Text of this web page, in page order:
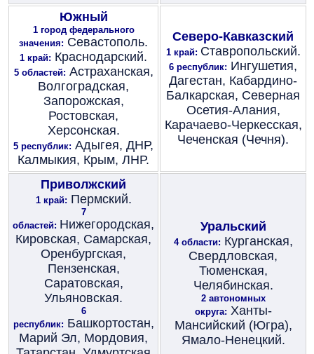
Южный
1 город федерального
значения: Севастополь.
1 край: Краснодарский.
5 областей: Астраханская,
Волгоградская,
Запорожская,
Ростовская,
Херсонская.
5 республик: Адыгея, ДНР,
Калмыкия, Крым, ЛНР.
Северо-Кавказский
1 край: Ставропольский.
6 республик: Ингушетия,
Дагестан, Кабардино-
Балкарская, Северная
Осетия-Алания,
Карачаево-Черкесская,
Чеченская (Чечня).
Приволжский
1 край: Пермский.
7
областей: Нижегородская,
Кировская, Самарская,
Оренбургская,
Пензенская,
Саратовская,
Ульяновская.
6
республик: Башкортостан,
Марий Эл, Мордовия,
Уральский
4 области: Курганская,
Свердловская,
Тюменская,
Челябинская.
2 автономных
округа: Ханты-
Мансийский (Югра),
Ямало-Ненецкий.